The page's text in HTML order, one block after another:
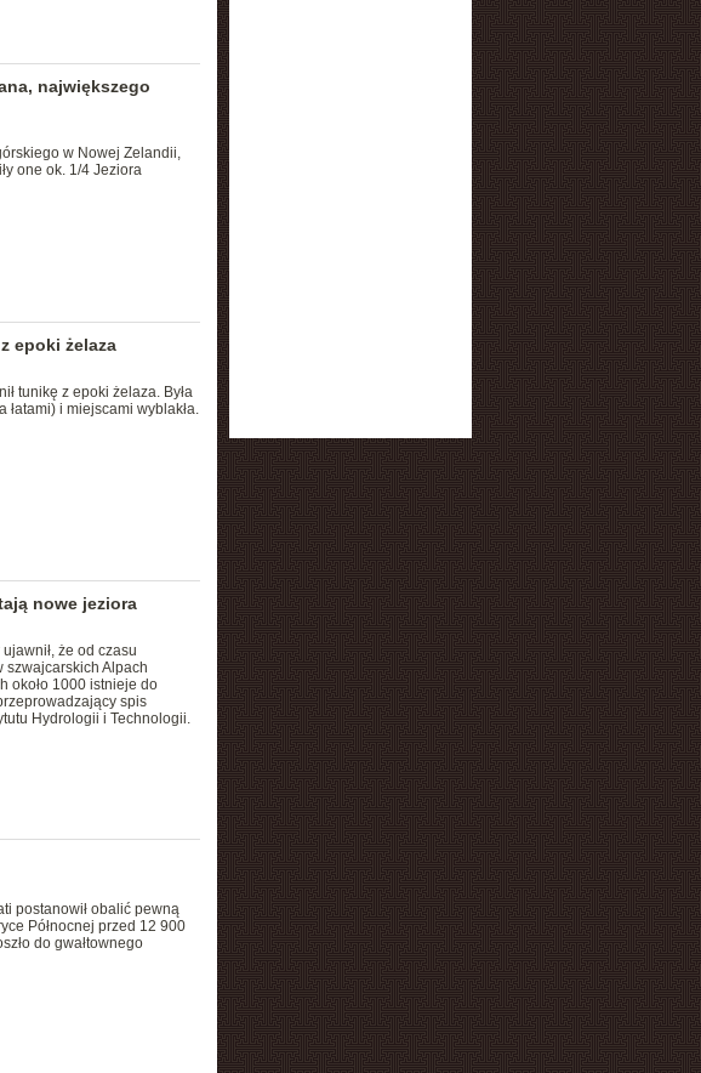
największego
w Nowej Zelandii,
one ok. 1/4 Jeziora
epoki żelaza
tunikę z epoki żelaza. Była
i miejscami wyblakła.
nowe jeziora
że od czasu
szwajcarskich Alpach
około 1000 istnieje do
spis
Hydrologii i Technologii.
postanowił obalić pewną
Północnej przed 12 900
do gwałtownego